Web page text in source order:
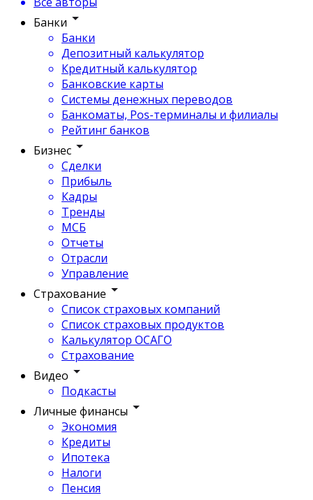
Банки
Банки
Депозитный калькулятор
Кредитный калькулятор
Банковские карты
Системы денежных переводов
Банкоматы, Pos-терминалы и филиалы
Рейтинг банков
Бизнес
Сделки
Прибыль
Кадры
Тренды
МСБ
Отчеты
Отрасли
Управление
Страхование
Список страховых компаний
Список страховых продуктов
Калькулятор ОСАГО
Страхование
Видео
Подкасты
Личные финансы
Экономия
Кредиты
Ипотека
Налоги
Пенсия